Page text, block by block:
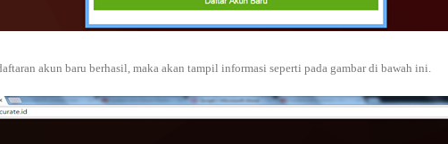
akun baru berhasil, maka akan tampil informasi seperti pada gambar di bawah ini.